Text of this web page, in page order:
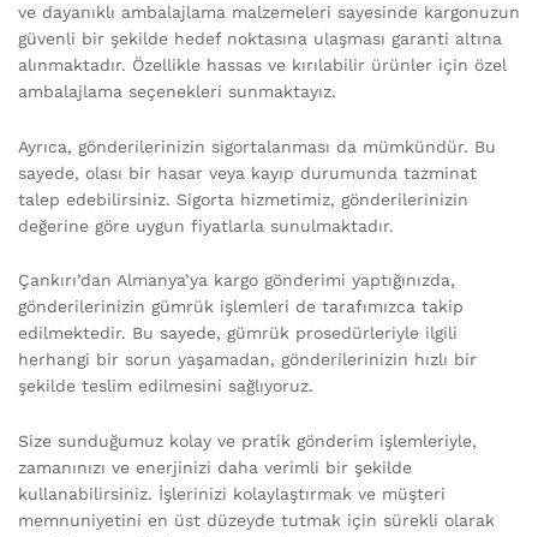
ve dayanıklı ambalajlama malzemeleri sayesinde kargonuzun
güvenli bir şekilde hedef noktasına ulaşması garanti altına
alınmaktadır. Özellikle hassas ve kırılabilir ürünler için özel
ambalajlama seçenekleri sunmaktayız.
Ayrıca, gönderilerinizin sigortalanması da mümkündür. Bu
sayede, olası bir hasar veya kayıp durumunda tazminat
talep edebilirsiniz. Sigorta hizmetimiz, gönderilerinizin
değerine göre uygun fiyatlarla sunulmaktadır.
Çankırı’dan Almanya’ya kargo gönderimi yaptığınızda,
gönderilerinizin gümrük işlemleri de tarafımızca takip
edilmektedir. Bu sayede, gümrük prosedürleriyle ilgili
herhangi bir sorun yaşamadan, gönderilerinizin hızlı bir
şekilde teslim edilmesini sağlıyoruz.
Size sunduğumuz kolay ve pratik gönderim işlemleriyle,
zamanınızı ve enerjinizi daha verimli bir şekilde
kullanabilirsiniz. İşlerinizi kolaylaştırmak ve müşteri
memnuniyetini en üst düzeyde tutmak için sürekli olarak